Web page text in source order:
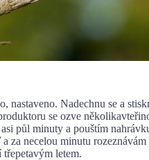
Nadechnu se a
se ozve
půl minuty a pouštím
za necelou minutu rozeznávám
letem.